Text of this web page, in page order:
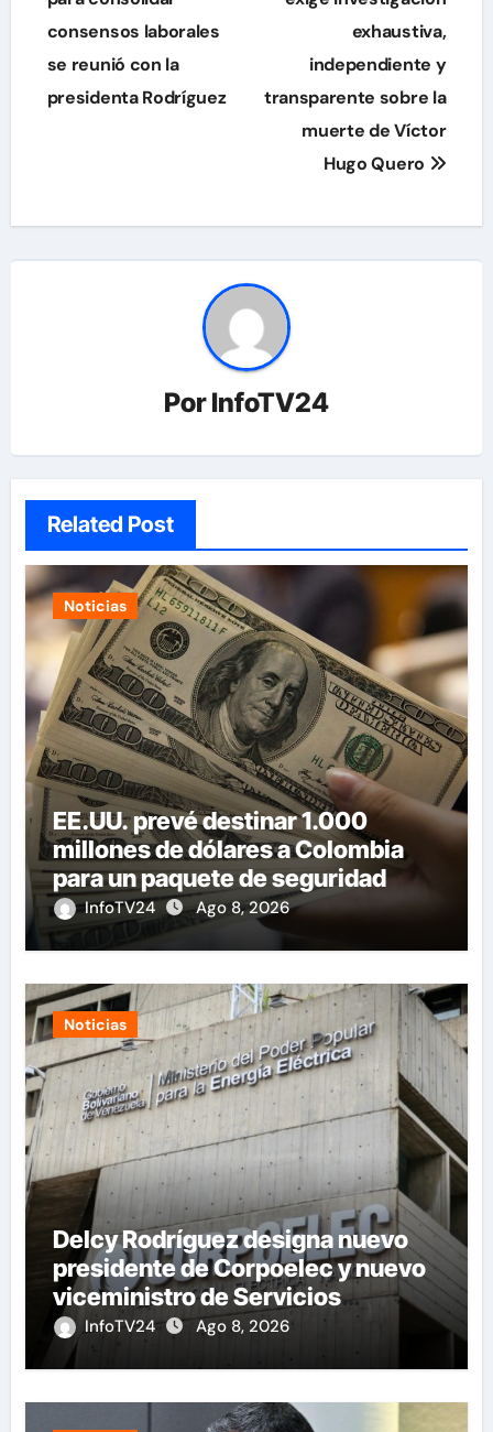
entradas
consensos laborales
se reunió con la
presidenta Rodríguez
exhaustiva,
independiente y
transparente sobre la
muerte de Víctor
Hugo Quero
PorInfoTV24
Related Post
Noticias
EE.UU. prevé destinar 1.000
millones de dólares a Colombia
para un paquete de seguridad
InfoTV24 Ago 8, 2026
Noticias
Delcy Rodríguez designa nuevo
presidente de Corpoelec y nuevo
viceministro de Servicios
Eléctricos
InfoTV24 Ago 8, 2026